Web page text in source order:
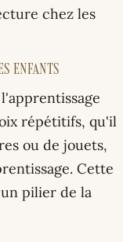
chez les
Enfants
répétitifs, qu'il
ou de jouets,
Cette
pilier de la